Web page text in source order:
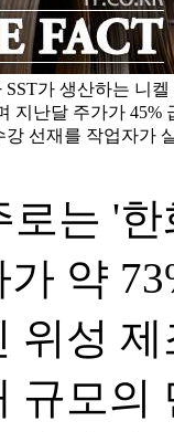
가 생산하는 니
지난달 주가가 45%
선재를 작업자가
로는 '
약
위성
규모의